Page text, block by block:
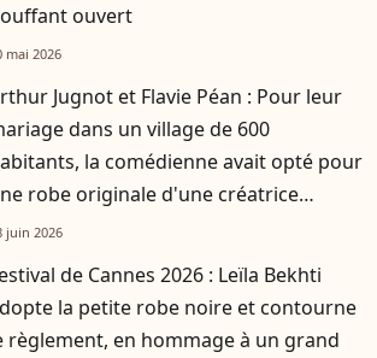
ouvert
mai 2026
Jugnot et Flavie Péan : Pour leur
dans un village de 600
la comédienne avait opté pour
robe originale d'une créatrice
juin 2026
de Cannes 2026 : Leïla Bekhti
la petite robe noire et contourne
règlement, en hommage à un grand